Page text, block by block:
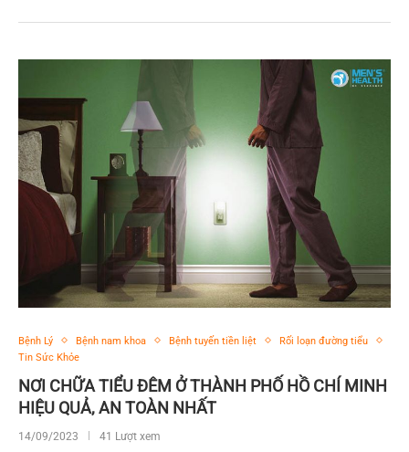
Bệnh Lý Bệnh nam khoa Bệnh tuyến tiền liệt
Rối loạn đường tiểu
Tin Sức Khỏe
NƠI CHỮA TIỂU ĐÊM Ở THÀNH PHỐ HỒ CHÍ MINH
HIỆU QUẢ, AN TOÀN NHẤT
14/09/2023 41 Lượt xem